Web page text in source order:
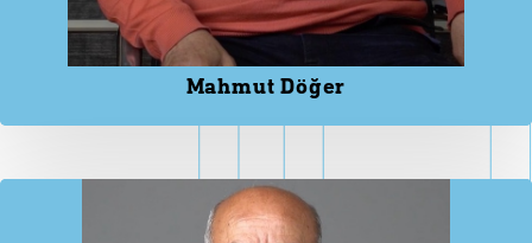
Mahmut Döğer